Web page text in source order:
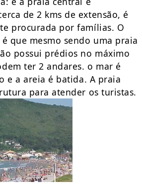
de 2 kms de extensão, é
procurada por famílias. O
que mesmo sendo uma praia
possui prédios no máximo
ter 2 andares. o mar é
e a areia é batida. A praia
para atender os turistas.